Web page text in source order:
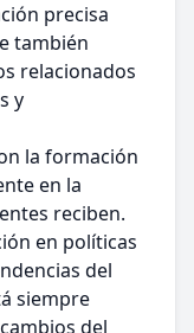
precisa
también
relacionados
y
la formación
en la
reciben.
en políticas
del
siempre
del